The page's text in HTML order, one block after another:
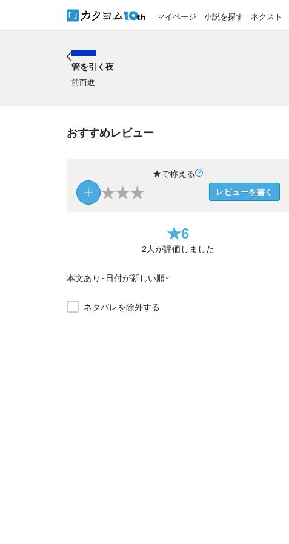
マイページ 小説を探す ネクスト
管を引く夜
前而進
おすすめレビュー
★で称える
★★★ レビューを書く
★6
2人が評価しました
本文あり 日付が新しい順
ネタバレを除外する